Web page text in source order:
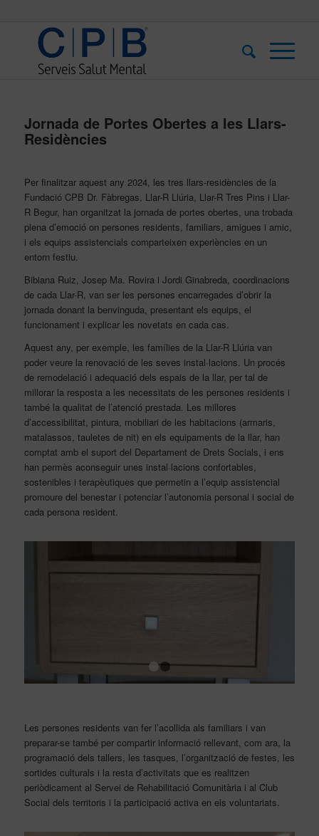
Jornada de Portes Obertes a les Llars-
Residències
Per finalitzar aquest any 2024, les tres llars-residències de la
Fundació CPB Dr. Fàbregas, Llar-R Llúria, Llar-R Tres Pins i Llar-
R Begur, han organitzat la jornada de portes obertes, una trobada
plena d’emoció on persones residents, familiars, amigues i amic,
i els equips assistencials comparteixen experiències en un
entorn festiu.
Bibiana Ruiz, Josep Ma. Rovira i Jordi Ginabreda, coordinacions
de cada Llar-R, van ser les persones encarregades d’obrir la
jornada donant la benvinguda, presentant els equips, el
funcionament i explicar les novetats en cada cas.
Aquest any, per exemple, les famílies de la Llar-R Llúria van
poder veure la renovació de les seves instal·lacions. Un procés
de remodelació i adequació dels espais de la llar, per tal de
millorar la resposta a les necessitats de les persones residents i
també la qualitat de l’atenció prestada. Les millores
d’accessibilitat, pintura, mobiliari de les habitacions (armaris,
matalassos, tauletes de nit) en els equipaments de la llar, han
comptat amb el suport del Departament de Drets Socials, i ens
han permès aconseguir unes instal·lacions confortables,
sostenibles i terapèutiques que permetin a l’equip assistencial
promoure del benestar i potenciar l’autonomia personal i social de
cada persona resident.
Les persones residents van fer l’acollida als familiars i van
preparar-se també per compartir informació rellevant, com ara, la
programació dels tallers, les tasques, l’organització de festes, les
sortides culturals i la resta d’activitats que es realitzen
periòdicament al Servei de Rehabilitació Comunitària i al Club
Social dels territoris i la participació activa en els voluntariats.